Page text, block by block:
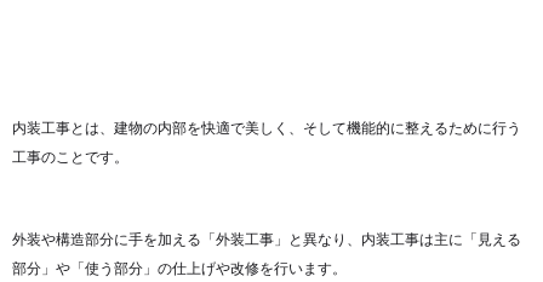
内装工事とは、建物の内部を快適で美しく、そして機能的に整えるために行う
工事のことです。
外装や構造部分に手を加える「外装工事」と異なり、内装工事は主に「見える
部分」や「使う部分」の仕上げや改修を行います。